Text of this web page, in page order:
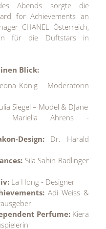
Abends sorgte die
for Achievements an
CHANEL Österreich,
für die Duftstars in
Blick:
König – Moderatorin
Siegel – Model & DJane
Mariella Ahrens -
Design:Dr. Harald
Sila Sahin-Radlinger
La Hong - Designer
Adi Weiss &
Perfume:Kiera